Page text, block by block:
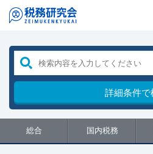
詳細条件で
総合 国内税務